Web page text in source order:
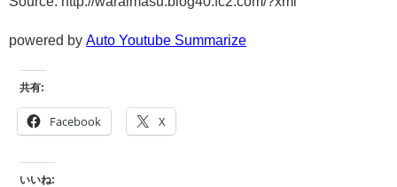
powered by Auto Youtube Summarize
共有:
Facebook X
いいね: